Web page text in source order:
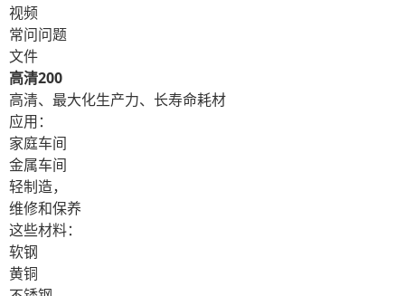
视频
常问问题
文件
高清200
高清、最大化生产力、长寿命耗材
应用：
家庭车间
金属车间
轻制造，
维修和保养
这些材料：
软钢
黄铜